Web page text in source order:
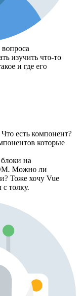
изучить что-то
и где его
есть компонент?
которые
на
Можно ли
Тоже хочу Vue
толку.